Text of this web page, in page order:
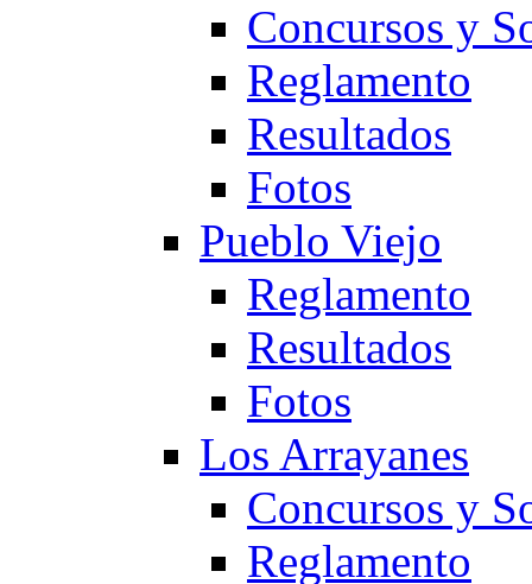
Concursos y
Reglamento
Resultados
Fotos
Pueblo Viejo
Reglamento
Resultados
Fotos
Los Arrayanes
Concursos y
Reglamento